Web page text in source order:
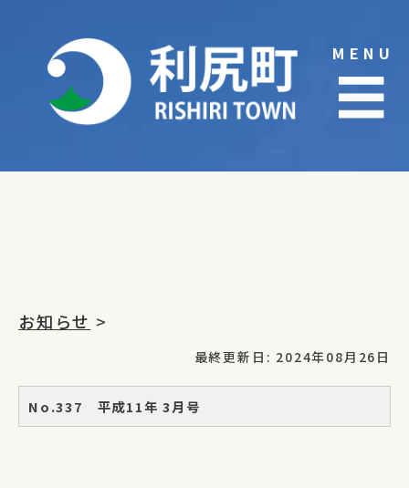
content
MENU
☰
お知らせ >
最終更新日: 2024年08月26日
No.337 平成11年 3月号